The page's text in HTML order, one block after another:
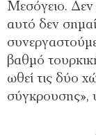
Μεσόγειο. Δεν
αυτό δεν
βαθμό
ωθεί τις δύο
σύγκρουσης»,